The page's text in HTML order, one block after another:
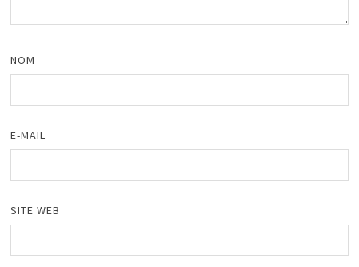
NOM
E-MAIL
SITE WEB